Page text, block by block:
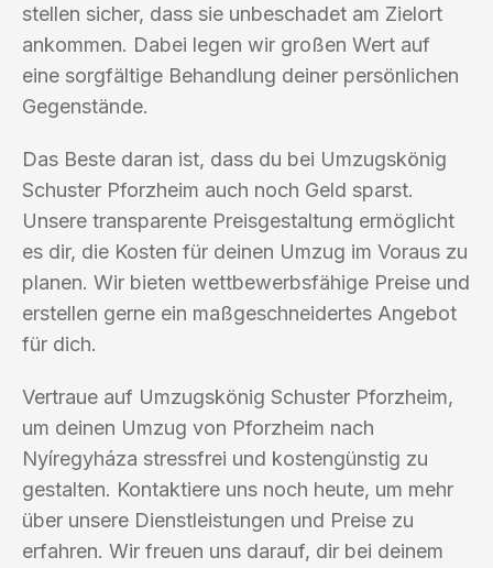
stellen sicher, dass sie unbeschadet am Zielort
ankommen. Dabei legen wir großen Wert auf
eine sorgfältige Behandlung deiner persönlichen
Gegenstände.
Das Beste daran ist, dass du bei Umzugskönig
Schuster Pforzheim auch noch Geld sparst.
Unsere transparente Preisgestaltung ermöglicht
es dir, die Kosten für deinen Umzug im Voraus zu
planen. Wir bieten wettbewerbsfähige Preise und
erstellen gerne ein maßgeschneidertes Angebot
für dich.
Vertraue auf Umzugskönig Schuster Pforzheim,
um deinen Umzug von Pforzheim nach
Nyíregyháza stressfrei und kostengünstig zu
gestalten. Kontaktiere uns noch heute, um mehr
über unsere Dienstleistungen und Preise zu
erfahren. Wir freuen uns darauf, dir bei deinem